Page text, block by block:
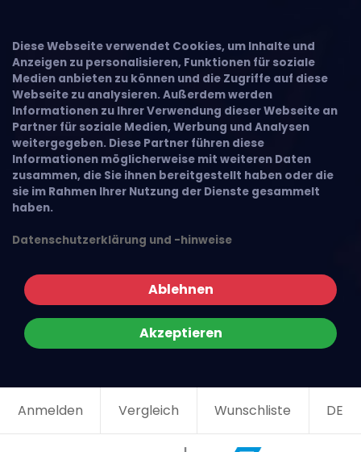
Diese Webseite verwendet Cookies, um Inhalte und
Anzeigen zu personalisieren, Funktionen für soziale
Medien anbieten zu können und die Zugriffe auf diese
Webseite zu analysieren. Außerdem werden
Informationen zu Ihrer Verwendung dieser Webseite an
Partner für soziale Medien, Werbung und Analysen
weitergegeben. Diese Partner führen diese
Informationen möglicherweise mit weiteren Daten
zusammen, die Sie ihnen bereitgestellt haben oder die
sie im Rahmen Ihrer Nutzung der Dienste gesammelt
haben.
Datenschutzerklärung und -hinweise
Ablehnen
Akzeptieren
Anmelden Vergleich Wunschliste DE